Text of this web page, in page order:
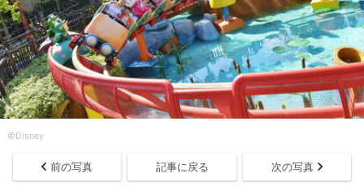
©Disney
前の写真 記事に戻る 次の写真